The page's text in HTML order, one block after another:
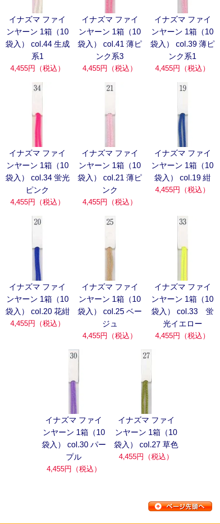
イナズマ ファイ
ンヤーン 1箱（10
袋入） col.44 生成
系1
4,455円（税込）
イナズマ ファイ
ンヤーン 1箱（10
袋入） col.41 薄ピ
ンク系3
4,455円（税込）
イナズマ ファイ
ンヤーン 1箱（10
袋入） col.39 薄ピ
ンク系1
4,455円（税込）
イナズマ ファイ
ンヤーン 1箱（10
袋入） col.34 蛍光
ピンク
4,455円（税込）
イナズマ ファイ
ンヤーン 1箱（10
袋入） col.21 薄ピ
ンク
4,455円（税込）
イナズマ ファイ
ンヤーン 1箱（10
袋入） col.19 紺
4,455円（税込）
イナズマ ファイ
ンヤーン 1箱（10
袋入） col.20 花紺
4,455円（税込）
イナズマ ファイ
ンヤーン 1箱（10
袋入） col.25 ベー
ジュ
4,455円（税込）
イナズマ ファイ
ンヤーン 1箱（10
袋入） col.33 蛍
光イエロー
4,455円（税込）
イナズマ ファイ
ンヤーン 1箱（10
袋入） col.30 パー
プル
4,455円（税込）
イナズマ ファイ
ンヤーン 1箱（10
袋入） col.27 草色
4,455円（税込）